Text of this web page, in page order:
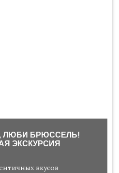
ЛЮБИ БРЮССЕЛЬ!
ЭКСКУРСИЯ
вкусов